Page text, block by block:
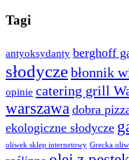
Tagi
antyoksydanty berghoff
słodyczebłonnik
opinie catering grill
warszawa dobra
ekologiczne słodycze
oliwek sklep internetowy Grecka